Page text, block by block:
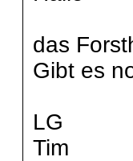
das
Gibt es
LG
Tim